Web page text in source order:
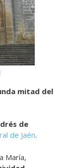
mitad del
de
de Jaén.
María,